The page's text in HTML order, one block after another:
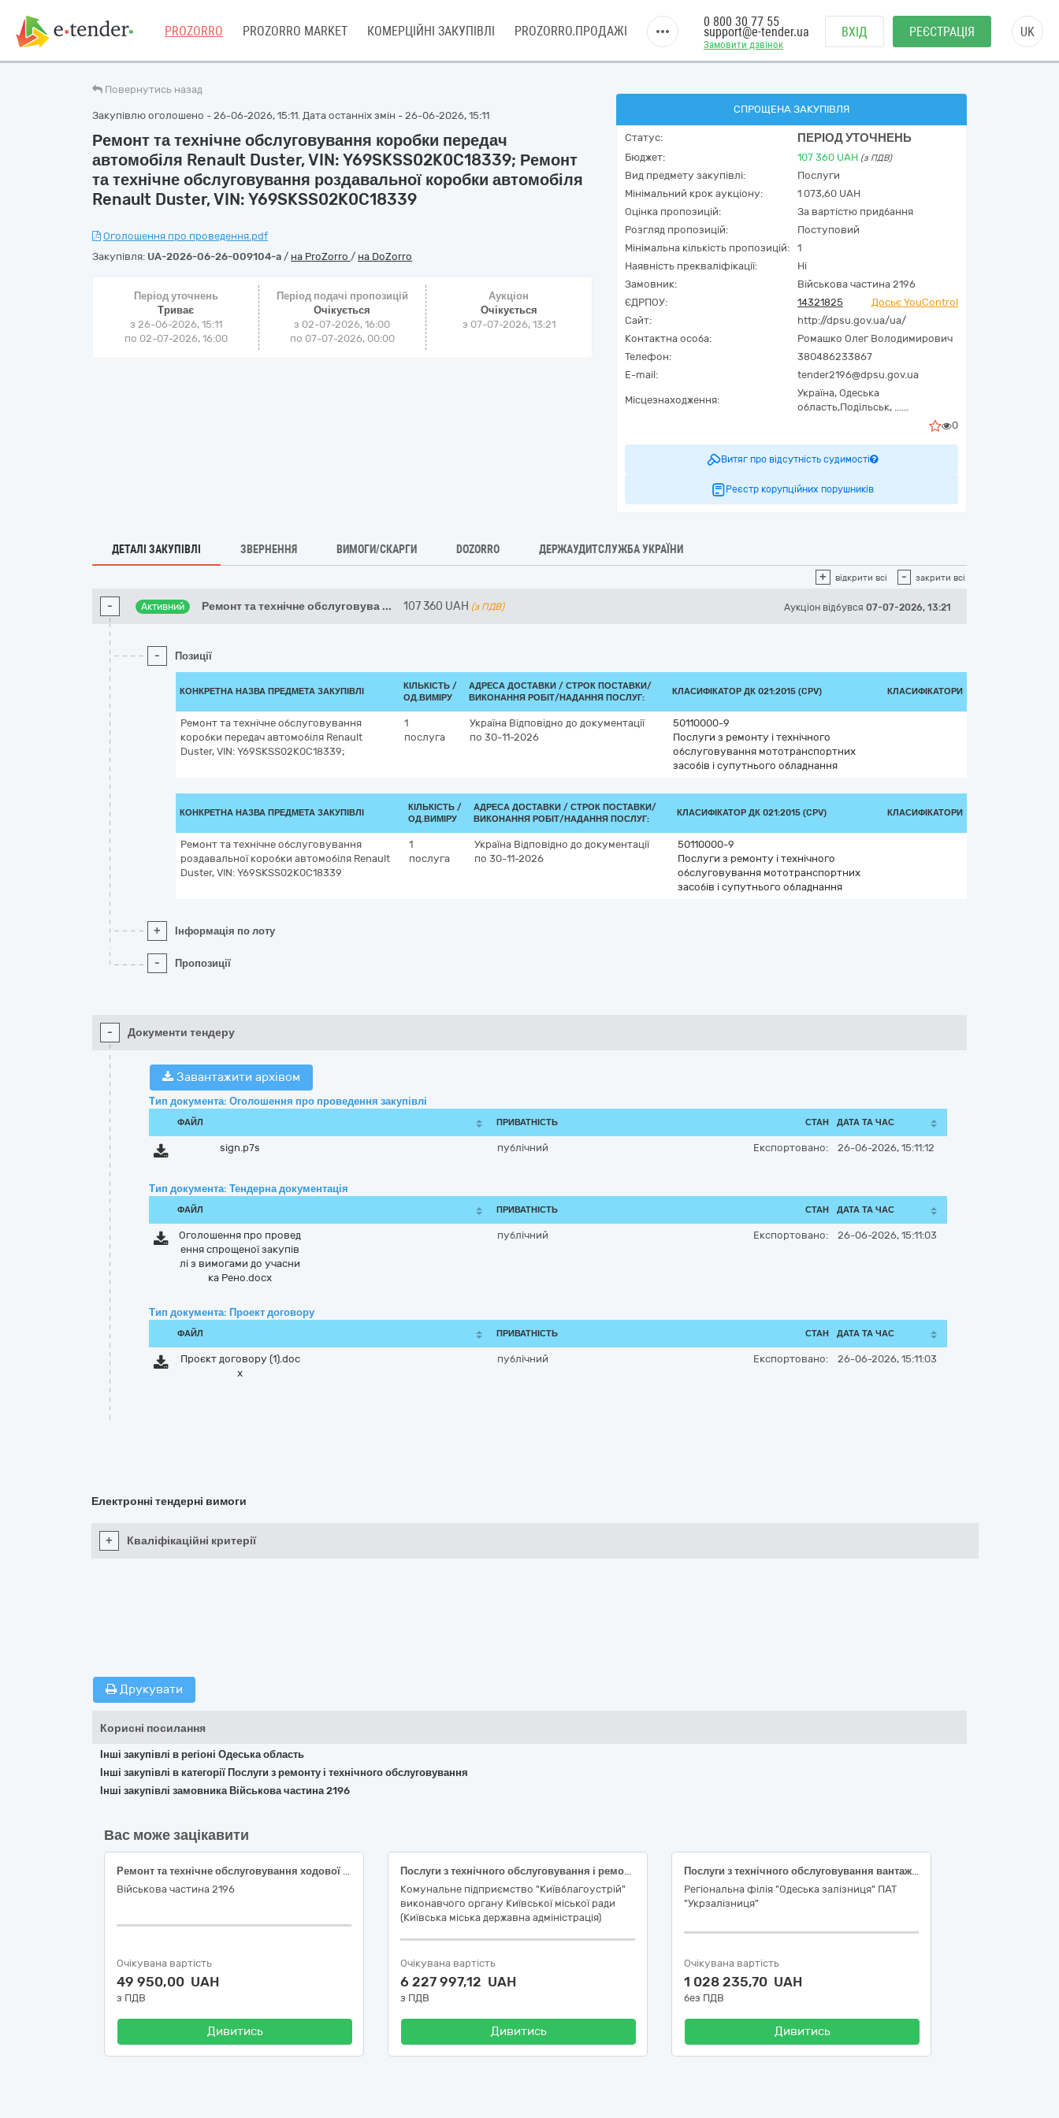
PROZORRO PROZORRO MARKET КОМЕРЦІЙНІ ЗАКУПІВЛІ PROZORRO.ПРОДАЖІ
Замовити дзвінок
0 800 30 77 55
support@e-tender.ua ВХІД РЕЄСТРАЦІЯ UK
Повернутись назад
Закупівлю оголошено - 26-06-2026, 15:11. Дата останніх змін - 26-06-2026, 15:11
Ремонт та технічне обслуговування коробки передач
автомобіля Renault Duster, VIN: Y69SKSS02K0C18339; Ремонт
та технічне обслуговування роздавальної коробки автомобіля
Renault Duster, VIN: Y69SKSS02K0C18339
Оголошення про проведення.pdf
Закупівля: UA-2026-06-26-009104-a / на ProZorro / на DoZorro
Період уточнень
Триває
з 26-06-2026, 15:11
по 02-07-2026, 16:00
Період подачі пропозицій
Очікується
з 02-07-2026, 16:00
по 07-07-2026, 00:00
Аукціон
Очікується
з 07-07-2026, 13:21
СПРОЩЕНА ЗАКУПІВЛЯ
Статус: ПЕРІОД УТОЧНЕНЬ
Бюджет: 107 360 UAH (з ПДВ)
Вид предмету закупівлі:
Послуги
Мінімальний крок аукціону:
1 073,60 UAH
Оцінка пропозицій:
За вартістю придбання
Розгляд пропозицій:
Поступовий
Мінімальна кількість пропозицій:
1
Наявність прекваліфікації:
Ні
Замовник:
Військова частина 2196
ЄДРПОУ:
14321825
Досьє YouControl
Сайт:
http://dpsu.gov.ua/ua/
Контактна особа:
Ромашко Олег Володимирович
Телефон:
380486233867
E-mail:
tender2196@dpsu.gov.ua
Місцезнаходження:
Україна, Одеська
область,Подільськ, ......
0
Витяг про відсутність судимості
Реєстр корупційних порушників
ДЕТАЛІ ЗАКУПІВЛІ ЗВЕРНЕННЯ ВИМОГИ/СКАРГИ DOZORRO ДЕРЖАУДИТСЛУЖБА УКРАЇНИ
+ відкрити всі - закрити всі
- Активний Ремонт та технічне обслуговува ... 107 360 UAH (з ПДВ) Аукціон відбувся 07-07-2026, 13:21
- Позиції
КОНКРЕТНА НАЗВА ПРЕДМЕТА ЗАКУПІВЛІ
КІЛЬКІСТЬ /
ОД.ВИМІРУ
АДРЕСА ДОСТАВКИ / СТРОК ПОСТАВКИ/
ВИКОНАННЯ РОБІТ/НАДАННЯ ПОСЛУГ:
КЛАСИФІКАТОР ДК 021:2015 (CPV) КЛАСИФІКАТОРИ
Ремонт та технічне обслуговування
коробки передач автомобіля Renault
Duster, VIN: Y69SKSS02K0C18339;
1
послуга
Україна Відповідно до документації
по 30-11-2026
50110000-9
Послуги з ремонту і технічного
обслуговування мототранспортних
засобів і супутнього обладнання
КОНКРЕТНА НАЗВА ПРЕДМЕТА ЗАКУПІВЛІ
КІЛЬКІСТЬ /
ОД.ВИМІРУ
АДРЕСА ДОСТАВКИ / СТРОК ПОСТАВКИ/
ВИКОНАННЯ РОБІТ/НАДАННЯ ПОСЛУГ:
КЛАСИФІКАТОР ДК 021:2015 (CPV) КЛАСИФІКАТОРИ
Ремонт та технічне обслуговування
роздавальної коробки автомобіля Renault
Duster, VIN: Y69SKSS02K0C18339
1
послуга
Україна Відповідно до документації
по 30-11-2026
50110000-9
Послуги з ремонту і технічного
обслуговування мототранспортних
засобів і супутнього обладнання
+ Інформація по лоту
- Пропозиції
- Документи тендеру
Завантажити архівом
Тип документа: Оголошення про проведення закупівлі
ФАЙЛ ПРИВАТНІСТЬ СТАН ДАТА ТА ЧАС
sign.p7s публічний Експортовано: 26-06-2026, 15:11:12
Тип документа: Тендерна документація
ФАЙЛ ПРИВАТНІСТЬ СТАН ДАТА ТА ЧАС
Оголошення про провед
ення спрощеної закупів
лі з вимогами до учасни
ка Рено.docx
публічний Експортовано: 26-06-2026, 15:11:03
Тип документа: Проект договору
ФАЙЛ ПРИВАТНІСТЬ СТАН ДАТА ТА ЧАС
Проєкт договору (1).doc
x
публічний Експортовано: 26-06-2026, 15:11:03
Електронні тендерні вимоги
+ Кваліфікаційні критерії
Друкувати
Корисні посилання
Інші закупівлі в регіоні Одеська область
Інші закупівлі в категорії Послуги з ремонту і технічного обслуговування
Інші закупівлі замовника Військова частина 2196
Вас може зацікавити
Ремонт та технічне обслуговування ходової частини автомобіля Mercedes-Benz Actros 1841 LS, VIN: WDB 93403210149215; Технічне обслуговування автомобіля Mercedes-Benz Actros 1841 LS, VIN: WDB 93403210149215
Військова частина 2196
Очікувана вартість
49 950,00 UAH
з ПДВ
Дивитись
Послуги з технічного обслуговування і ремонту вантажних автомобілів (ДК 021:2015- 50110000-9 Послуги з ремонту і технічного обслуговування мототранспортних засобів і супутнього обладнання)
Комунальне підприємство "Київблагоустрій"
виконавчого органу Київської міської ради
(Київська міська державна адміністрація)
Очікувана вартість
6 227 997,12 UAH
з ПДВ
Дивитись
Послуги з технічного обслуговування вантажних автомобілів (ДК 021:2015 – 50110000-9 Послуги з ремонту і технічного обслуговування мототранспортних засобів і супутнього обладнання)
Регіональна філія "Одеська залізниця" ПАТ
"Укрзалізниця"
Очікувана вартість
1 028 235,70 UAH
без ПДВ
Дивитись